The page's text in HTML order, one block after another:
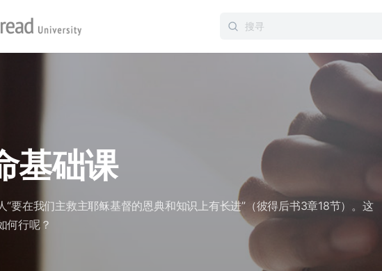
Search
基础课
“要在我们主救主耶稣基督的恩典和知识上有长进”（彼得后书3章18节）。这
何行呢？